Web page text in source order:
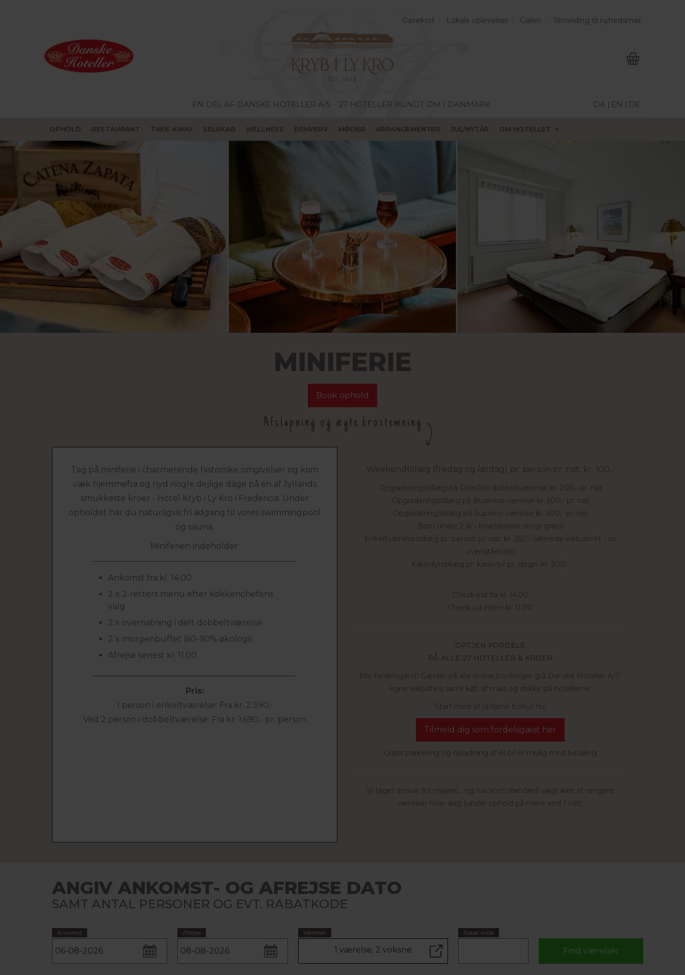
Gavekort Lokale oplevelser Galleri Tilmelding til nyhedsmail
EN DEL AF DANSKE HOTELLER A/S - 27 HOTELLER RUNDT OM I DANMARK DA | EN | DE
OPHOLD RESTAURANT TAKE AWAY SELSKAB WELLNESS ERHVERV MØDER ARRANGEMENTER JUL/NYTÅR OM HOTELLET
MINIFERIE
Book ophold
Afslapning og ægte krostemning
Tag på miniferie i charmerende historiske omgivelser og kom
væk hjemmefra og nyd nogle dejlige dage på en af Jyllands
smukkeste kroer - Hotel Kryb i Ly Kro i Fredericia. Under
opholdet har du naturligvis fri adgang til vores swimmingpool
og sauna.
Miniferien indeholder:
Ankomst fra kl. 14.00
2 x 2-retters menu efter køkkenchefens
valg
2 x overnatning i delt dobbeltværelse
2 x morgenbuffet (60-90% økologi)
Afrejse senest kl. 11.00
Pris:
1 person i enkeltværelse: Fra kr. 2.390,-
Ved 2 person i dobbeltværelse: Fra kr. 1.690,- pr. person
Weekendtillæg (fredag og lørdag) pr. person pr. nat: kr. 100,-
Opgraderingstillæg på Comfort dobbeltværelse kr. 200,- pr. nat
Opgraderingstillæg på Business værelse kr. 500,- pr. nat
Opgraderingstillæg på Superior værelse kr. 500,- pr. nat
Børn under 2 år i forældrenes seng: gratis
Enkeltværelsestillæg pr. person pr. nat: kr. 350,- (allerede inkluderet - se
ovenstående)
Kæledyrstillæg pr. kæledyr pr. døgn: kr. 300,-
Check ind fra kl. 14.00
Check ud inden kl. 11.00
OPTJEN FORDELE
PÅ ALLE 27 HOTELLER & KROER
Bliv fordelsgæst! Gælder på alle online bookinger (på Danske Hoteller A/S'
egne websites) samt køb af mad og drikke på hotellerne.
Start med at optjene bonus nu:
Tilmeld dig som fordelsgæst her
Gratis parkering og opladning af el-bil er mulig mod betaling
Vi tager ansvar for miljøet... og har som standard valgt ikke at rengøre
værelser hver dag (under ophold på mere end 1 nat).
ANGIV ANKOMST- OG AFREJSE DATO
SAMT ANTAL PERSONER OG EVT. RABATKODE
Ankomst Afrejse Værelser
1 værelse, 2 voksne
Rabat kode